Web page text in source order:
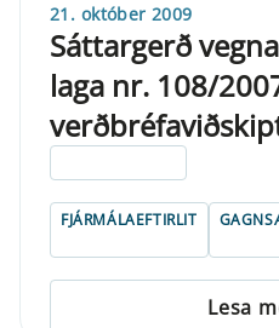
21. október 2009
Sáttargerð
laga nr. 108/
FJÁRMÁLAEFTIRLIT
Lesa